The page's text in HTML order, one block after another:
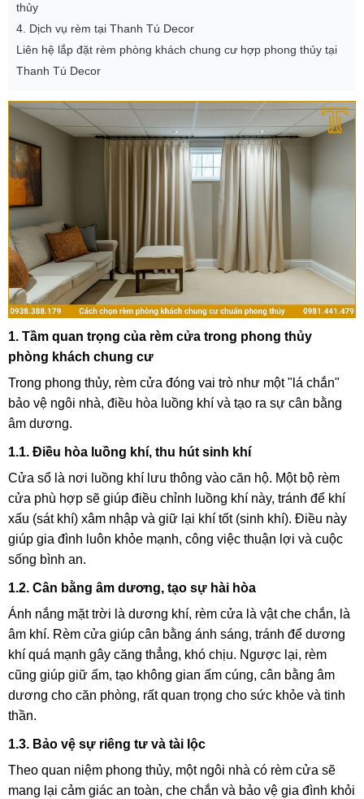
thủy
4. Dịch vụ rèm tại Thanh Tú Decor
Liên hệ lắp đặt rèm phòng khách chung cư hợp phong thủy tại
Thanh Tú Decor
1. Tầm quan trọng của rèm cửa trong phong thủy
phòng khách chung cư
Trong phong thủy, rèm cửa đóng vai trò như một "lá chắn"
bảo vệ ngôi nhà, điều hòa luồng khí và tạo ra sự cân bằng
âm dương.
1.1. Điều hòa luồng khí, thu hút sinh khí
Cửa sổ là nơi luồng khí lưu thông vào căn hộ. Một bộ rèm
cửa phù hợp sẽ giúp điều chỉnh luồng khí này, tránh để khí
xấu (sát khí) xâm nhập và giữ lại khí tốt (sinh khí). Điều này
giúp gia đình luôn khỏe mạnh, công việc thuận lợi và cuộc
sống bình an.
1.2. Cân bằng âm dương, tạo sự hài hòa
Ánh nắng mặt trời là dương khí, rèm cửa là vật che chắn, là
âm khí. Rèm cửa giúp cân bằng ánh sáng, tránh để dương
khí quá mạnh gây căng thẳng, khó chịu. Ngược lại, rèm
cũng giúp giữ ấm, tạo không gian ấm cúng, cân bằng âm
dương cho căn phòng, rất quan trọng cho sức khỏe và tinh
thần.
1.3. Bảo vệ sự riêng tư và tài lộc
Theo quan niệm phong thủy, một ngôi nhà có rèm cửa sẽ
mang lại cảm giác an toàn, che chắn và bảo vệ gia đình khỏi